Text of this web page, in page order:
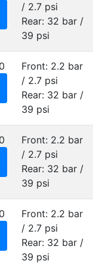
/ 2.7 psi
Rear: 32 bar /
39 psi
Front: 2.2 bar
/ 2.7 psi
Rear: 32 bar /
39 psi
Front: 2.2 bar
/ 2.7 psi
Rear: 32 bar /
39 psi
Front: 2.2 bar
/ 2.7 psi
Rear: 32 bar /
39 psi